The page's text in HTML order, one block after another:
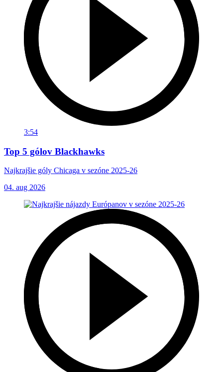
3:54
Top 5 gólov Blackhawks
Najkrajšie góly Chicaga v sezóne 2025-26
04. aug 2026